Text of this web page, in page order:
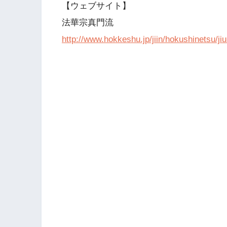
【ウェブサイト】
法華宗真門流
http://www.hokkeshu.jp/jiin/hokushinetsu/